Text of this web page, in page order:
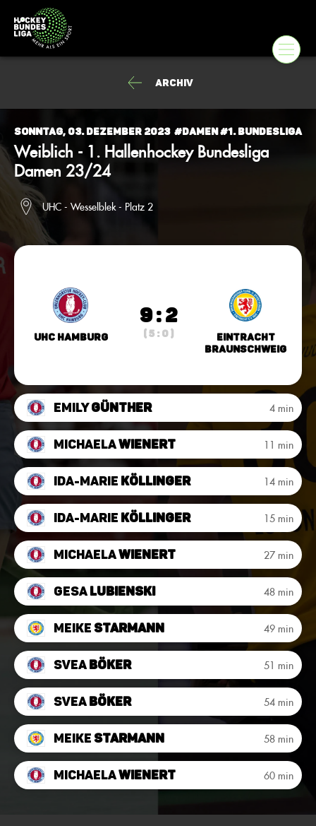
Archiv
Sonntag, 03. Dezember 2023 #Damen #1. Bundesliga
Weiblich - 1. Hallenhockey Bundesliga
Damen 23/24
UHC - Wesselblek - Platz 2
UHC Hamburg
9 : 2
( 5 : 0 )
Eintracht
Braunschweig
EmilyGünther 4 min
MichaelaWienert 11 min
Ida-Marie Köllinger 14 min
Ida-Marie Köllinger 15 min
MichaelaWienert 27 min
GesaLubienski 48 min
MeikeStarmann 49 min
SveaBöker 51 min
SveaBöker 54 min
MeikeStarmann 58 min
MichaelaWienert 60 min